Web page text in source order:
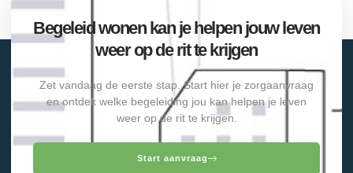
Begeleid wonen kan je helpen jouw leven
weer op de rit te krijgen
Zet vandaag de eerste stap. Start hier je zorgaanvraag
en ontdek welke begeleiding jou kan helpen je leven
weer op de rit te krijgen.
Start aanvraag